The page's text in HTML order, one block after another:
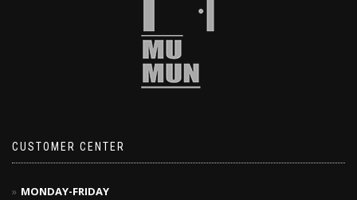
CUSTOMER CENTER
MONDAY-FRIDAY